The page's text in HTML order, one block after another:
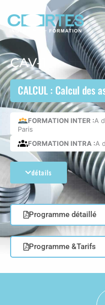
contenu
CAV-1
CALCUL : Calcul des
FORMATION INTER :A
Paris
FORMATION INTRA :A
détails
Programme détaillé
Programme &Tarifs